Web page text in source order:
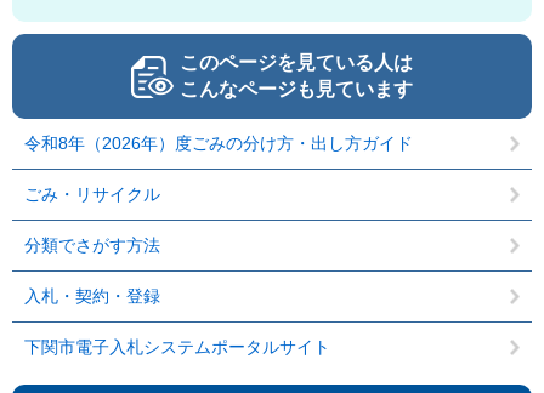
このページを見ている人は
こんなページも見ています
令和8年（2026年）度ごみの分け方・出し方ガイド
ごみ・リサイクル
分類でさがす方法
入札・契約・登録
下関市電子入札システムポータルサイト